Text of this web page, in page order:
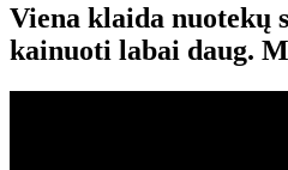
Viena klaida nuotekų
kainuoti labai daug.